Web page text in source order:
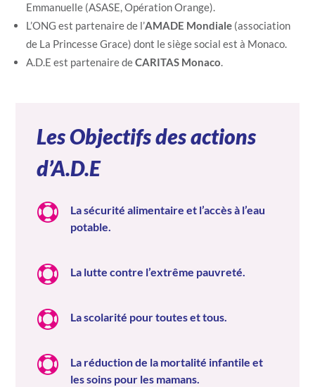
Emmanuelle (ASASE, Opération Orange).
L’ONG est partenaire de l’AMADE Mondiale (association
de La Princesse Grace) dont le siège social est à Monaco.
A.D.E est partenaire deCARITAS Monaco.
Les Objectifs des actions
d’A.D.E

La sécurité alimentaire et l’accès à l’eau
potable.
 La lutte contre l’extrême pauvreté.
 La scolarité pour toutes et tous.

La réduction de la mortalité infantile et
les soins pour les mamans.